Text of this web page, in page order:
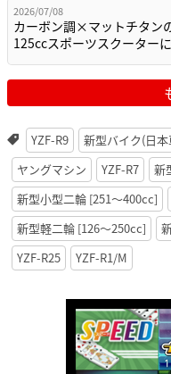
2026/07/08
カーボン調×マットチタン
125ccスポーツスクーター
YZF-R9 新型バイク(日
ヤングマシン
YZF-R7
新
新型小型二輪 [251〜400cc]
新型軽二輪 [126〜250cc]
YZF-R25
YZF-R1/M